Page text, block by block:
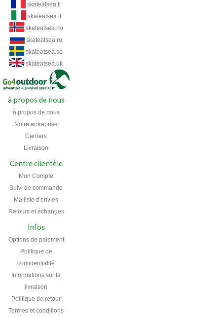
skateatsea.fr
skateatsea.it
skateatsea.no
skateatsea.ru
skateatsea.se
skateatsea.uk
à propos de nous
à propos de nous
Notre entreprise
Carriers
Livraison
Centre clientèle
Mon Compte
Suivi de commande
Ma liste d'envies
Retours et échanges
Infos
Options de paiement
Politique de
confidentialité
Informations sur la
livraison
Politique de retour
Termes et conditions